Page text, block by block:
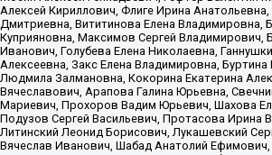
Алексей Кириллович, Флиге Ирина
Дмитриевна, Вититинова Елена Владимировна,
Куприяновна, Максимов Сергей Владимирович,
Иванович, Голубева Елена Николаевна,
Алексеевна, Закс Елена Владимировна, Буртина
Людмила Залмановна, Кокорина Екатерина
Вячеславович, Арапова Галина Юрьевна,
Мариевич, Прохоров Вадим Юрьевич, Шахова
Подузов Сергей Васильевич, Протасова Ирина
Литинский Леонид Борисович, Лукашевский
Вячеслав Иванович, Шабад Анатолий Ефимович,